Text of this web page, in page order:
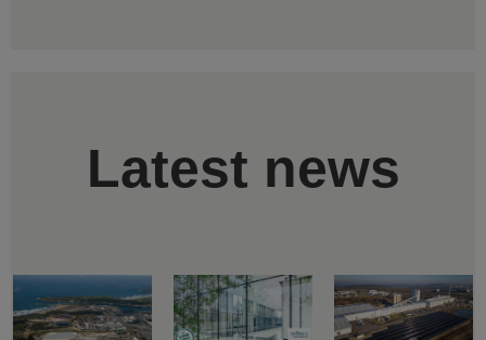
Latest news